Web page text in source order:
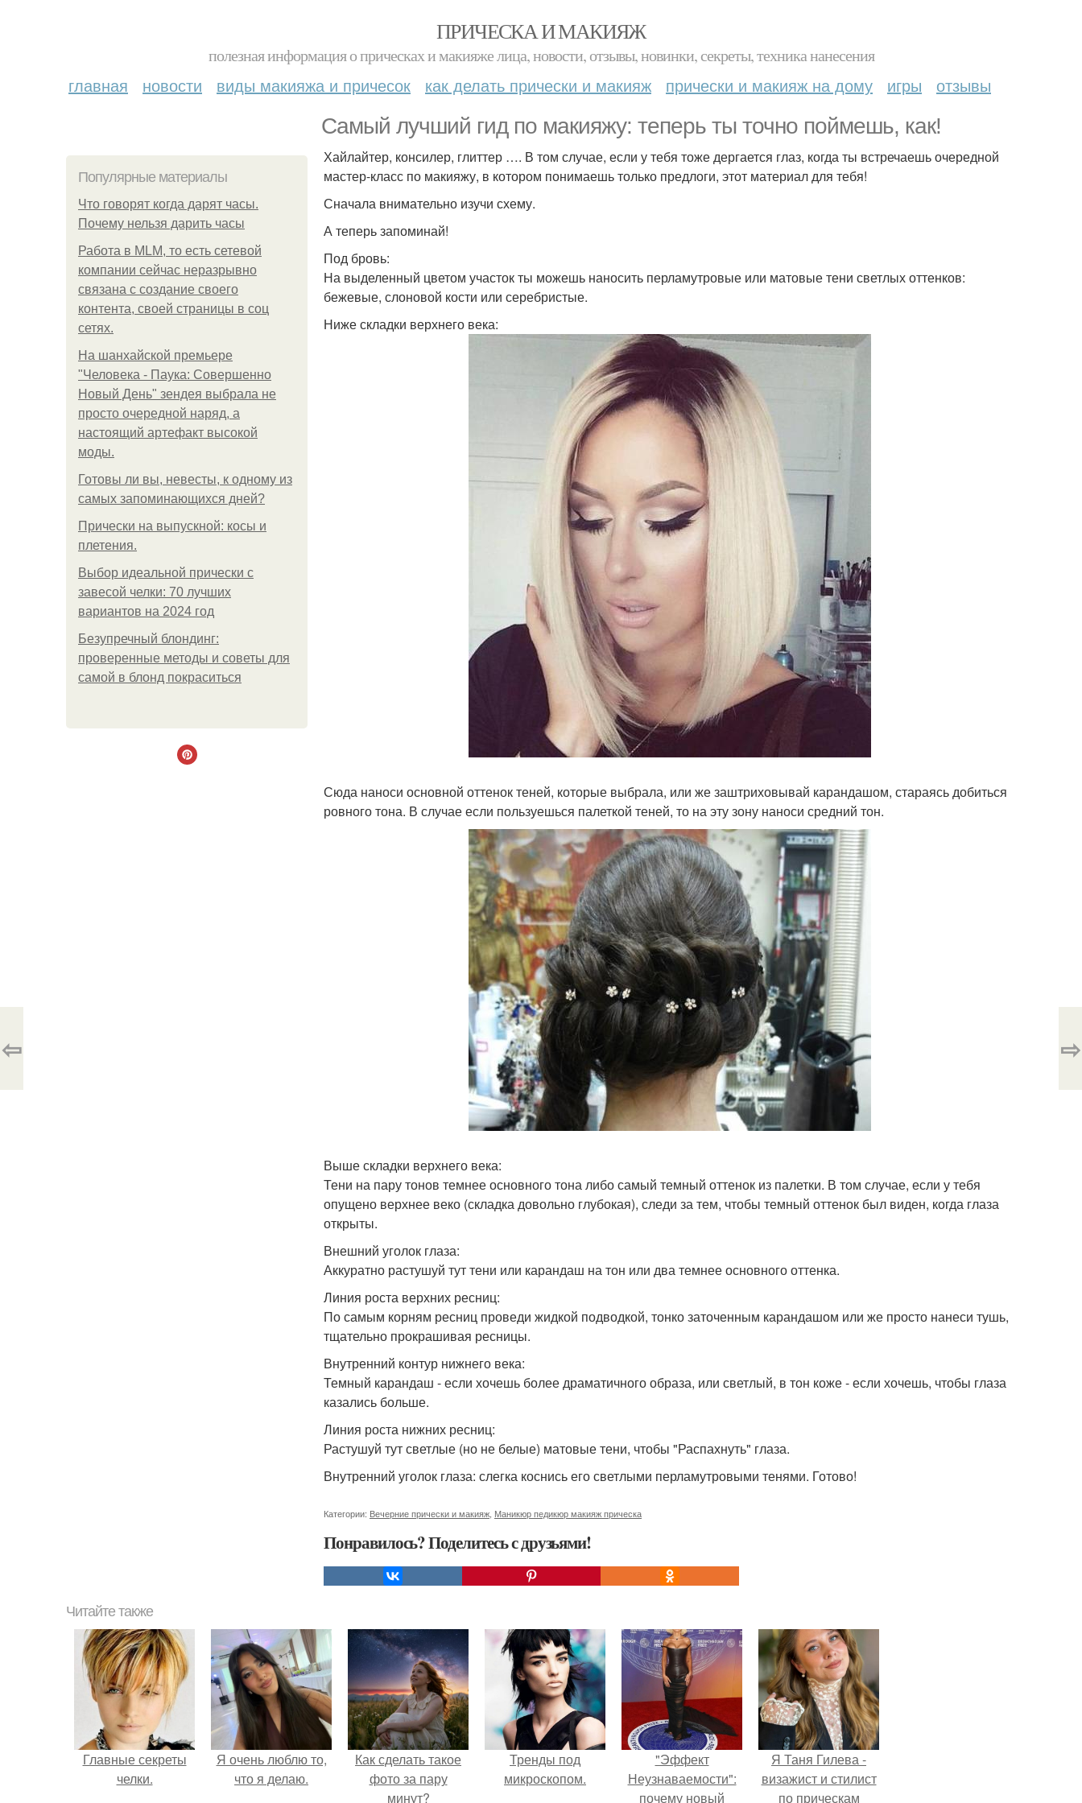
ПРИЧЕСКА И МАКИЯЖ
полезная информация о прическах и макияже лица, новости, отзывы, новинки, секреты, техника нанесения
главная новости виды макияжа и причесок как делать прически и макияж прически и макияж на дому игры отзывы
Самый лучший гид по макияжу: теперь ты точно поймешь, как!
Популярные материалы
Что говорят когда дарят часы.
Почему нельзя дарить часы
Работа в MLM, то есть сетевой
компании сейчас неразрывно
связана с создание своего
контента, своей страницы в соц
сетях.
На шанхайской премьере
"Человека - Паука: Совершенно
Новый День" зендея выбрала не
просто очередной наряд, а
настоящий артефакт высокой
моды.
Готовы ли вы, невесты, к одному из
самых запоминающихся дней?
Прически на выпускной: косы и
плетения.
Выбор идеальной прически с
завесой челки: 70 лучших
вариантов на 2024 год
Безупречный блондинг:
проверенные методы и советы для
самой в блонд покраситься
Хайлайтер, консилер, глиттер …. В том случае, если у тебя тоже дергается глаз, когда ты встречаешь очередной
мастер-класс по макияжу, в котором понимаешь только предлоги, этот материал для тебя!
Сначала внимательно изучи схему.
А теперь запоминай!
Под бровь:
На выделенный цветом участок ты можешь наносить перламутровые или матовые тени светлых оттенков:
бежевые, слоновой кости или серебристые.
Ниже складки верхнего века:
Сюда наноси основной оттенок теней, которые выбрала, или же заштриховывай карандашом, стараясь добиться
ровного тона. В случае если пользуешься палеткой теней, то на эту зону наноси средний тон.
Выше складки верхнего века:
Тени на пару тонов темнее основного тона либо самый темный оттенок из палетки. В том случае, если у тебя
опущено верхнее веко (складка довольно глубокая), следи за тем, чтобы темный оттенок был виден, когда глаза
открыты.
Внешний уголок глаза:
Аккуратно растушуй тут тени или карандаш на тон или два темнее основного оттенка.
Линия роста верхних ресниц:
По самым корням ресниц проведи жидкой подводкой, тонко заточенным карандашом или же просто нанеси тушь,
тщательно прокрашивая ресницы.
Внутренний контур нижнего века:
Темный карандаш - если хочешь более драматичного образа, или светлый, в тон коже - если хочешь, чтобы глаза
казались больше.
Линия роста нижних ресниц:
Растушуй тут светлые (но не белые) матовые тени, чтобы "Распахнуть" глаза.
Внутренний уголок глаза: слегка коснись его светлыми перламутровыми тенями. Готово!
Категории: Вечерние прически и макияж Маникюр педикюр макияж прическа
Понравилось? Поделитесь с друзьями!
⇦ ⇨
Читайте также
Главные секреты
челки.
Я очень люблю то,
что я делаю.
Как сделать такое
фото за пару
минут?
Тренды под
микроскопом.
"Эффект
Неузнаваемости":
почему новый
Я Таня Гилева -
визажист и стилист
по прическам